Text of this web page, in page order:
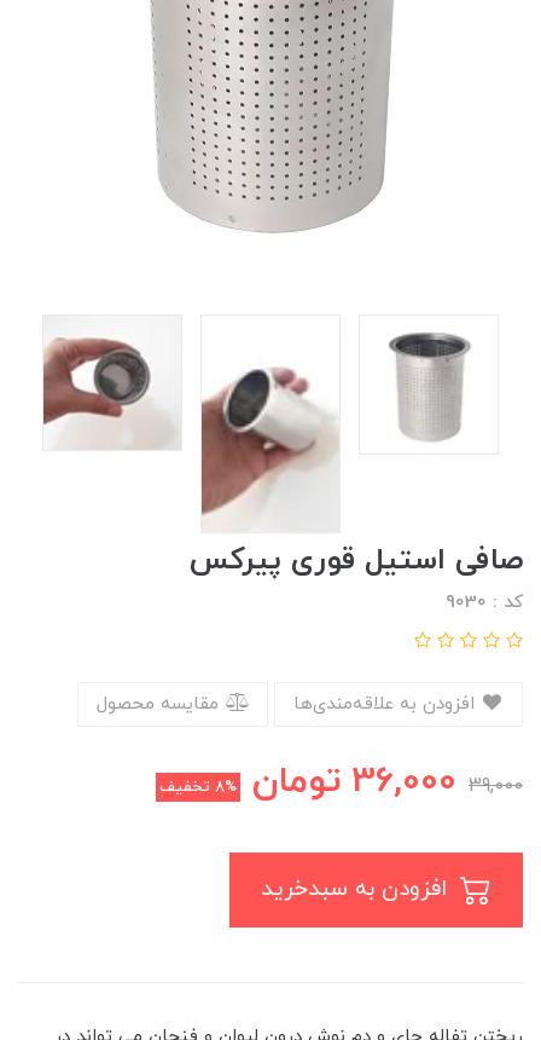
صافی استیل قوری پیرکس
کد : 9030
مقایسه محصول
39,000
36,000 تومان 8% تخفیف